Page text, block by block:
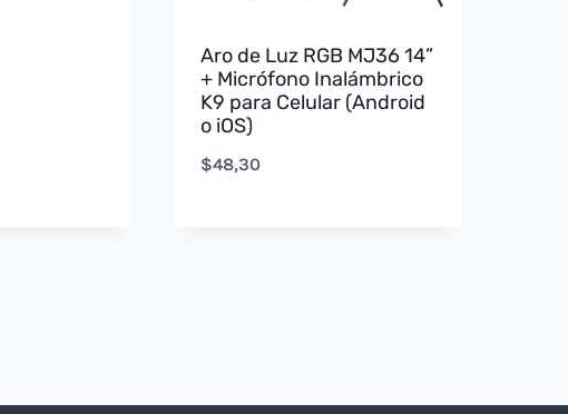
Aro de Luz RGB MJ36 14”
+ Micrófono Inalámbrico
K9 para Celular (Android
o iOS)
$48,30